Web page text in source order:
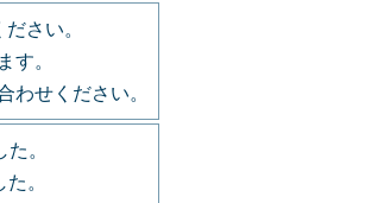
さい。
す。
わせください。
。
。